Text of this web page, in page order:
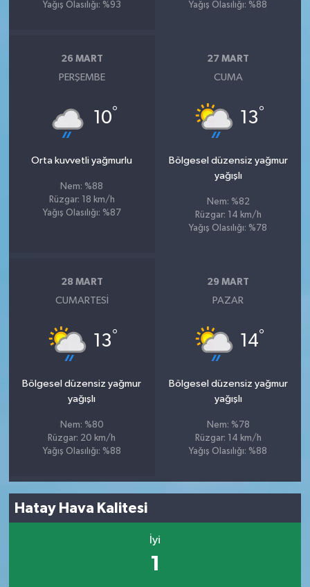
Yağış Olasılığı: %93
Yağış Olasılığı: %88
26 MART
PERŞEMBE
10°
Orta kuvvetli yağmurlu
Nem: %88
Rüzgar: 18 km/h
Yağış Olasılığı: %87
27 MART
CUMA
13°
Bölgesel düzensiz yağmur
yağışlı
Nem: %82
Rüzgar: 14 km/h
Yağış Olasılığı: %78
28 MART
CUMARTESI
13°
Bölgesel düzensiz yağmur
yağışlı
Nem: %80
Rüzgar: 20 km/h
Yağış Olasılığı: %88
29 MART
PAZAR
14°
Bölgesel düzensiz yağmur
yağışlı
Nem: %78
Rüzgar: 14 km/h
Yağış Olasılığı: %88
Hatay Hava Kalitesi
İyi
1